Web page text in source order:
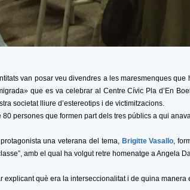
van posar veu divendres a les maresmenques
que es va celebrar al Centre Cívic Pla d’En
societat lliure d’estereotips i de victimitzacions.
persones que formen part dels tres públics a qui
una veterana del tema, Brigitte Vasallo,
amb el qual ha volgut retre homenatge a Angela
explicant què era la interseccionalitat i de quina